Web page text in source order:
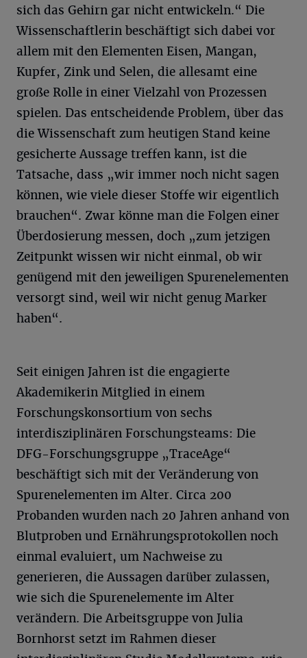
sich das Gehirn gar nicht entwickeln.“ Die
Wissenschaftlerin beschäftigt sich dabei vor
allem mit den Elementen Eisen, Mangan,
Kupfer, Zink und Selen, die allesamt eine
große Rolle in einer Vielzahl von Prozessen
spielen. Das entscheidende Problem, über das
die Wissenschaft zum heutigen Stand keine
gesicherte Aussage treffen kann, ist die
Tatsache, dass „wir immer noch nicht sagen
können, wie viele dieser Stoffe wir eigentlich
brauchen“. Zwar könne man die Folgen einer
Überdosierung messen, doch „zum jetzigen
Zeitpunkt wissen wir nicht einmal, ob wir
genügend mit den jeweiligen Spurenelementen
versorgt sind, weil wir nicht genug Marker
haben“.
Seit einigen Jahren ist die engagierte
Akademikerin Mitglied in einem
Forschungskonsortium von sechs
interdisziplinären Forschungsteams: Die
DFG-Forschungsgruppe „TraceAge“
beschäftigt sich mit der Veränderung von
Spurenelementen im Alter. Circa 200
Probanden wurden nach 20 Jahren anhand von
Blutproben und Ernährungsprotokollen noch
einmal evaluiert, um Nachweise zu
generieren, die Aussagen darüber zulassen,
wie sich die Spurenelemente im Alter
verändern. Die Arbeitsgruppe von Julia
Bornhorst setzt im Rahmen dieser